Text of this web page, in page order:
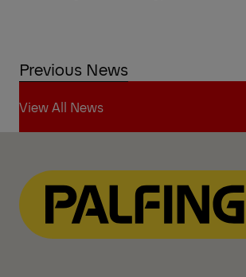
Previous News
View All News